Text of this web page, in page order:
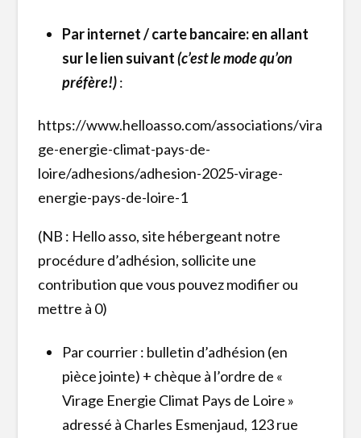
Par internet / carte bancaire: en allant
sur le lien suivant(c’est le mode qu’on
préfère!):
https://www.helloasso.com/associations/vira
ge-energie-climat-pays-de-
loire/adhesions/adhesion-2025-virage-
energie-pays-de-loire-1
(NB : Hello asso, site hébergeant notre
procédure d’adhésion, sollicite une
contribution que vous pouvez modifier ou
mettre à 0)
Par courrier : bulletin d’adhésion (en
pièce jointe) + chèque à l’ordre de «
Virage Energie Climat Pays de Loire »
adressé à Charles Esmenjaud, 123 rue